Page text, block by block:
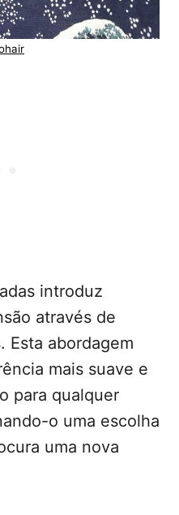
introduz
através de
Esta abordagem
mais suave e
para qualquer
o uma escolha
uma nova